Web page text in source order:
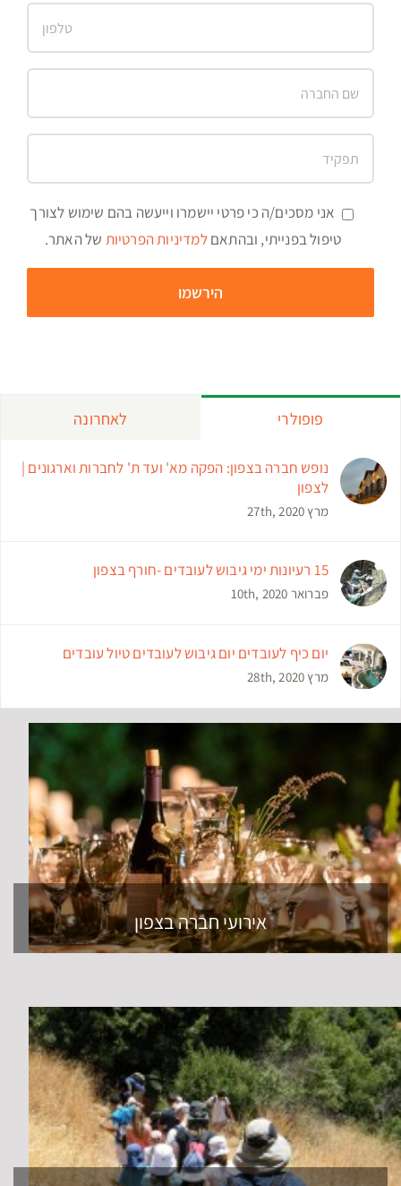
אני מסכים/ה כי פרטי יישמרו וייעשה בהם שימוש לצורך
טיפול בפנייתי, ובהתאםלמדיניות הפרטיות של האתר.
פופולרי לאחרונה
נופש חברה בצפון: הפקה מא' ועד ת' לחברות וארגונים |
לצפון
מרץ 27th, 2020
15 רעיונות ימי גיבוש לעובדים -חורף בצפון
פברואר 10th, 2020
יום כיף לעובדים יום גיבוש לעובדים טיול עובדים
מרץ 28th, 2020
אירועי חברה בצפון